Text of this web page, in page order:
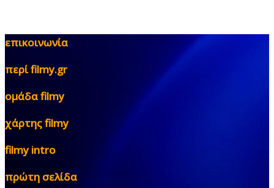
επικοινωνία
περί filmy.gr
ομάδα filmy
χάρτης filmy
filmy intro
πρώτη σελίδα